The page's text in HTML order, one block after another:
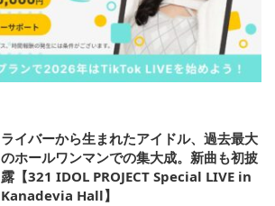
ライバーから生まれたアイドル、過去最大
のホールワンマンでの集大成。新曲も初披
露【321 IDOL PROJECT Special LIVE in
Kanadevia Hall】